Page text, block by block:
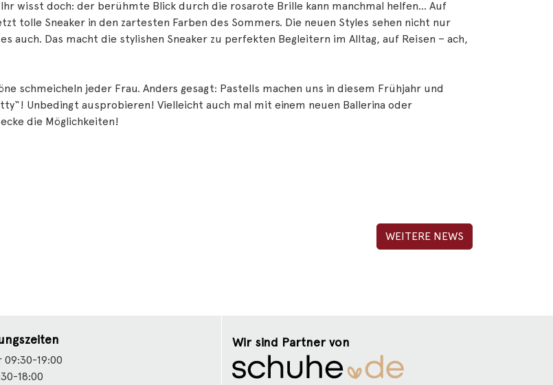
Ihr wisst doch: der berühmte Blick durch die rosarote Brille kann manchmal helfen… Auf
tolle Sneaker in den zartesten Farben des Sommers. Die neuen Styles sehen nicht nur
auch. Das macht die stylishen Sneaker zu perfekten Begleitern im Alltag, auf Reisen – ach,
schmeicheln jeder Frau. Anders gesagt: Pastells machen uns in diesem Frühjahr und
Unbedingt ausprobieren! Vielleicht auch mal mit einem neuen Ballerina oder
die Möglichkeiten!
WEITERE NEWS
09:30-19:00
18:00
Wir sind Partner von